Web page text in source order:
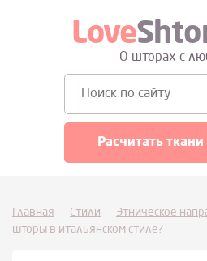
Love
О шторах с
Расчитать
Главная - Стили - Этническое
шторы в итальянском стиле?